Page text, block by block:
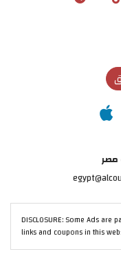
مصر
DISCLOSURE: Some Ads
links and coupons in this